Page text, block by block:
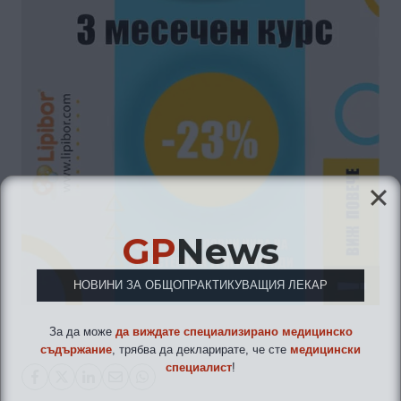
GPNews
НОВИНИ ЗА ОБЩОПРАКТИКУВАЩИЯ ЛЕКАР
съдържание , трябва да декларирате, че стемедицински
специалист!